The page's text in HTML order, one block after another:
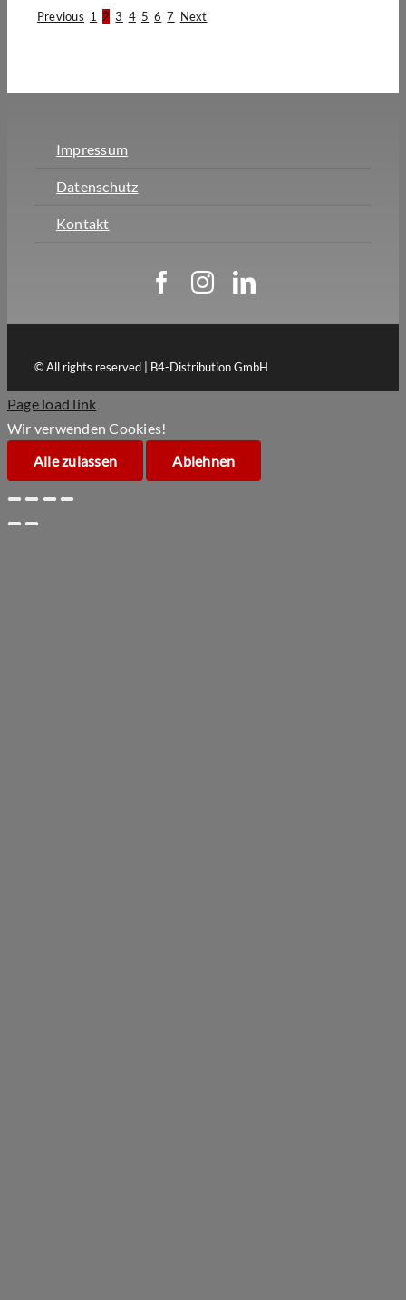
Previous 1 2 3 4 5 6 7 Next
Impressum
Datenschutz
Kontakt
© All rights reserved | B4-Distribution GmbH
Page load link
Wir verwenden Cookies!
Alle zulassen
Ablehnen